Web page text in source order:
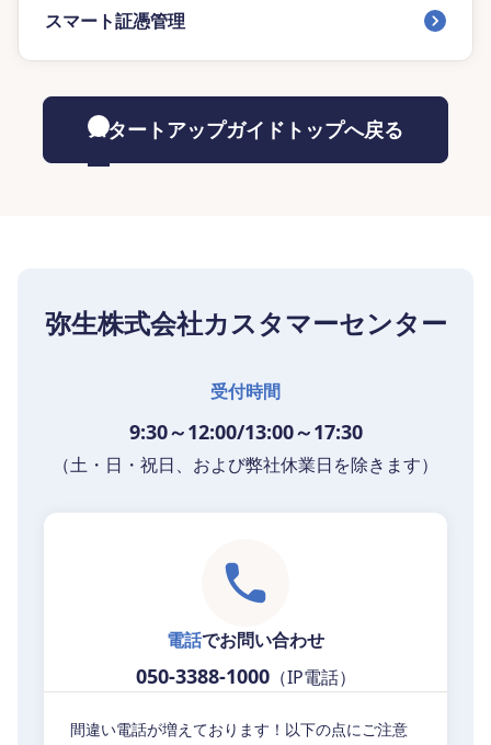
スマート証憑管理
スタートアップガイドトップへ戻る
弥生株式会社カスタマーセンター
受付時間
9:30～12:00/13:00～17:30
（土・日・祝日、および弊社休業日を除きます）
電話でお問い合わせ
050-3388-1000（IP電話）
間違い電話が増えております！以下の点にご注意